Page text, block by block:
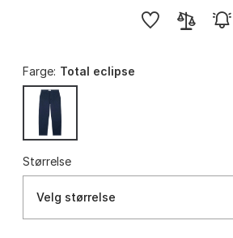
Farge: Total eclipse
Størrelse
Velg størrelse